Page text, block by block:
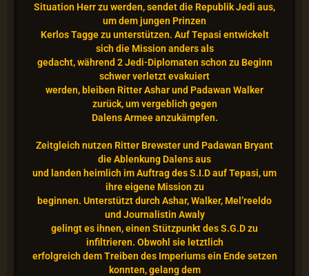
Situation Herr zu werden, sendet die Republik Jedi aus,
um dem jungen Prinzen
Kerlos Tagge zu unterstützen. Auf Tepasi entwickelt
sich die Mission anders als
gedacht, während 2 Jedi-Diplomaten schon zu Beginn
schwer verletzt evakuiert
werden, bleiben Ritter Ashar und Padawan Walker
zurück, um vergeblich gegen
Dalens Armee anzukämpfen.
Zeitgleich nutzen Ritter Brewster und Padawan Bryant
die Ablenkung Dalens aus
und landen heimlich im Auftrag des S.I.D auf Tepasi, um
ihre eigene Mission zu
beginnen. Unterstützt durch Ashar, Walker, Mel’reeldo
und Journalistin Awaly
gelingt es ihnen, einen Stützpunkt des S.G.D zu
infiltrieren. Obwohl sie letztlich
erfolgreich dem Treiben des Imperiums ein Ende setzen
konnten, gelang dem